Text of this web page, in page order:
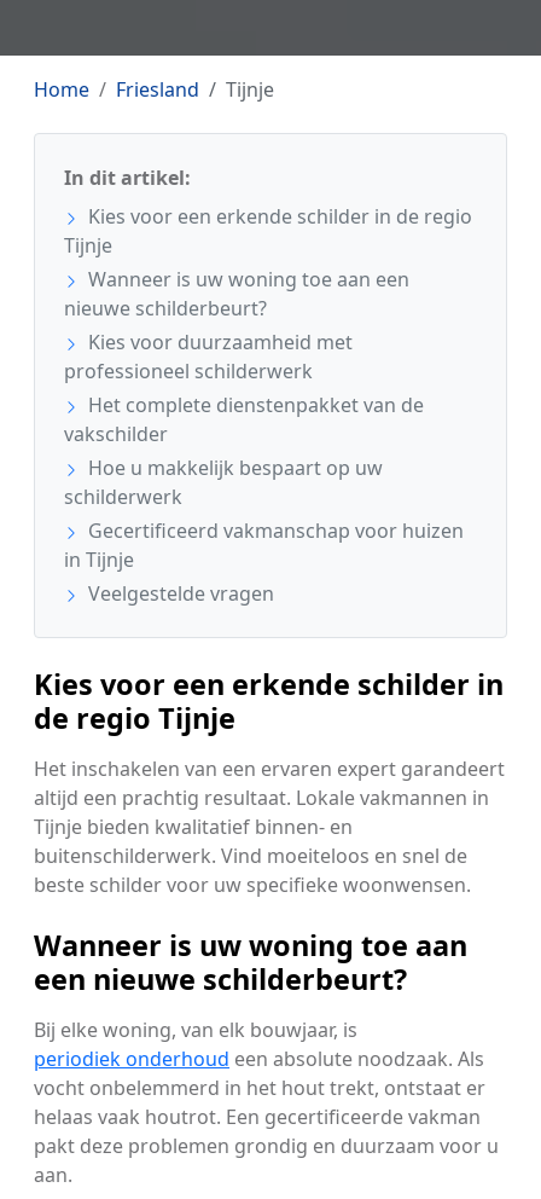
Home Friesland Tijnje
In dit artikel:
Kies voor een erkende schilder in de regio
Tijnje
Wanneer is uw woning toe aan een
nieuwe schilderbeurt?
Kies voor duurzaamheid met
professioneel schilderwerk
Het complete dienstenpakket van de
vakschilder
Hoe u makkelijk bespaart op uw
schilderwerk
Gecertificeerd vakmanschap voor huizen
in Tijnje
Veelgestelde vragen
Kies voor een erkende schilder in
de regio Tijnje
Het inschakelen van een ervaren expert garandeert
altijd een prachtig resultaat. Lokale vakmannen in
Tijnje bieden kwalitatief binnen- en
buitenschilderwerk. Vind moeiteloos en snel de
beste schilder voor uw specifieke woonwensen.
Wanneer is uw woning toe aan
een nieuwe schilderbeurt?
Bij elke woning, van elk bouwjaar, is
periodiek onderhoud een absolute noodzaak. Als
vocht onbelemmerd in het hout trekt, ontstaat er
helaas vaak houtrot. Een gecertificeerde vakman
pakt deze problemen grondig en duurzaam voor u
aan.